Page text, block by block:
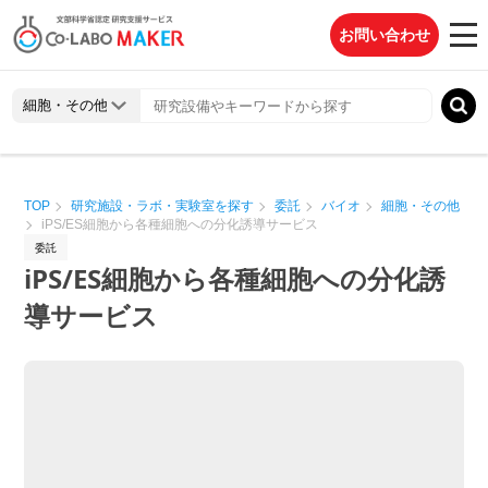
お問い合わせ
TOP 研究施設・ラボ・実験室を探す 委託 バイオ
細胞・その他
iPS/ES細胞から各種細胞への分化誘導サービス
委託
iPS/ES細胞から各種細胞への分化誘
導サービス